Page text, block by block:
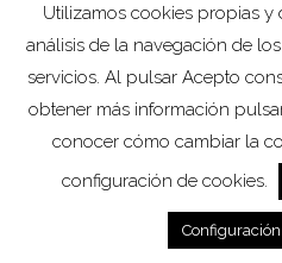
Utilizamos cookies propias y
análisis de la navegación de
servicios. Al pulsar Acepto
obtener más información
conocer cómo cambiar la
configuración de cookies.